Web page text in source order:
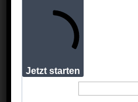
Avocado-Reis-Bowl
Jetzt starten